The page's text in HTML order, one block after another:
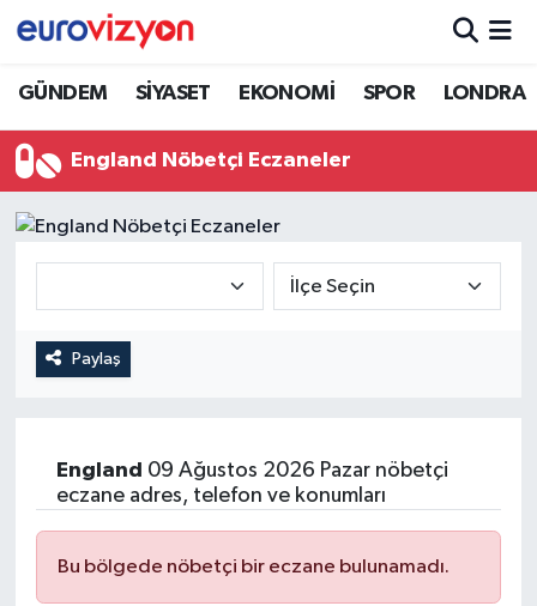
GÜNDEM SİYASET EKONOMİ SPOR LONDRA
England Nöbetçi Eczaneler
Paylaş
England 09 Ağustos 2026 Pazar nöbetçi
eczane adres, telefon ve konumları
Bu bölgede nöbetçi bir eczane bulunamadı.